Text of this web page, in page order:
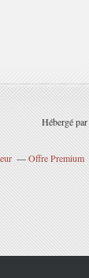
Hébergé par
Offre Premium